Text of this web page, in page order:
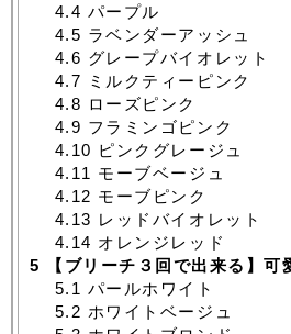
4.4 パープル
4.5 ラベンダーアッシュ
4.6 グレープバイオレット
4.7 ミルクティーピンク
4.8 ローズピンク
4.9 フラミンゴピンク
4.10 ピンクグレージュ
4.11 モーブベージュ
4.12 モーブピンク
4.13 レッドバイオレット
4.14 オレンジレッド
5 【ブリーチ３回で出来る】可
5.1 パールホワイト
5.2 ホワイトベージュ